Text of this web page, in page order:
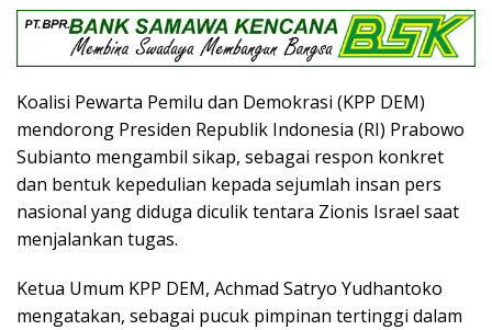
Koalisi Pewarta Pemilu dan Demokrasi (KPP DEM)
mendorong Presiden Republik Indonesia (RI) Prabowo
Subianto mengambil sikap, sebagai respon konkret
dan bentuk kepedulian kepada sejumlah insan pers
nasional yang diduga diculik tentara Zionis Israel saat
menjalankan tugas.
Ketua Umum KPP DEM, Achmad Satryo Yudhantoko
mengatakan, sebagai pucuk pimpinan tertinggi dalam